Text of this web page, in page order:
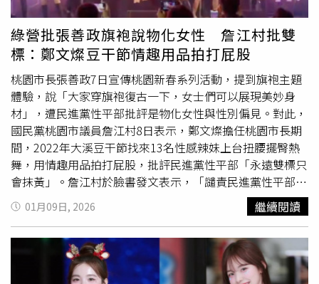
「馬尼拉大屠殺」（Manila massacre）中遭日軍殺害，並
將此視為戰後和解的基礎。據悉，這場屠殺共有超過10萬人
遇難。他也指出，去年日菲2國簽署的《互惠准入協定》在
菲律賓參議院以全票通過，並強調「菲律賓也是我們『政府
安全保障強化能力支援實施方針』（Official Security
Assistance，OSA）的主要受援國與合作夥伴，也是唯一連
續3年接受OSA的國家。」日本兵庫縣的「神戶市外國語大
學」副教授木場紗綾博士則反駁了「日本年輕人未接受戰時
暴行教育」的說法，表示該議題已納入義務教育內容。然
而，對於這項新安全夥伴關係的反對者而言，這些說法並不
足以解決歷史遺留問題。菲律賓歷史學家、馬尼拉雅典耀大
學（Ateneo de Manila University）日本研究與歷史系助理
教授Karl Ian Cheng Chua向《南華早報》表示，馬尼拉在接
受日本安全援助時應更加審慎與辨別，「猶豫是否接受OSA
的，應該是菲律賓人，但菲律賓人並沒有在猶豫，不是
嗎？」Karl Ian Cheng Chua指出，菲律賓歷來反對日本「重
我的審美就是主流審美」。針對近日網路上出現的大量假帳
號與攻擊性留言，Fumi阿姨態度轉為強硬，直言「一堆假
帳號不累嗎？希望妳多花時間把自己活得更美」，並點名部
分冒充粉絲身分的帳號，持續進行網路攻擊，引發她的不
滿。
綠營批張善政旗袍說物化女性 詹江村批雙
標：鄭文燦豆干節情趣用品拍打屁股
桃園市長張善政7日宣傳桃園新春系列活動，提到旗袍主題
體驗，說「大家穿旗袍復古一下，女士們可以展現美妙身
材」，遭民進黨性平部批評是物化女性與性別偏見。對此，
國民黨桃園市議員詹江村8日表示，鄭文燦擔任桃園市長期
間，2022年大溪豆干節找來13名性感辣妹上台扭腰擺臀熱
舞，用情趣用品拍打屁股，批評民進黨性平部「永遠雙標只
會抹黃」。詹江村於臉書發文表示，「譴責民進黨性平部，
永遠雙標只會抹黃，飽食
性平的自助餐部」。詹江村
批，民進黨不抹黃不會選舉，張善政說「穿旗袍復古一下，
女士可以展現美妙身材」，在民進黨性平女權自助餐部眼
裡，就叫做赤裸裸物化與性平偏見。詹江村指出，那想請問
永遠雙標的民進黨性平
女權自助餐部，你們批評張善政鼓勵
01月09日, 2026 繼續閱讀